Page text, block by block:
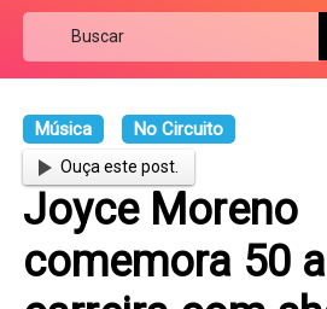
Música No Circuito
Ouça este post.
Joyce Moreno
comemora 50